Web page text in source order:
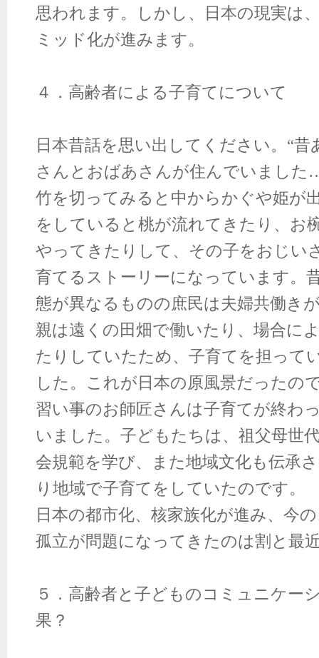
思われます。しかし、日本の現実は
ミッド化が進みます。
４．高齢者による子育てについて
日本昔話を思い出してください。“
さんとおばあさんが住んでいました
竹を切ってみると中からかぐや姫が
をしていると桃が流れてきたり、お
やってきたりして、その子をおじい
育てるストーリーになっています。
態が異なるものの庶民は夫婦共働き
親は遠くの田畑で働いたり、場合に
たりしていたため、子育てを担って
した。これが日本の原風景だったの
習い事のお師匠さんは子育てが終わ
いました。子どもたちは、祖父母世
会規範を学び、また地域文化も伝承
り地域で子育てをしていたのです。
日本の都市化、核家族化が進み、今
孤立が問題になってきたのは割と最
５．高齢者と子どものコミュニケー
果？